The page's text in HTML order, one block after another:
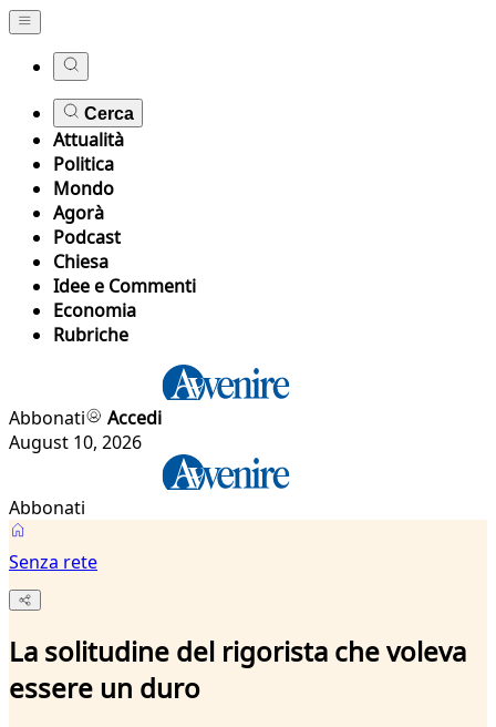
Cerca
Attualità
Politica
Mondo
Agorà
Podcast
Chiesa
Idee e Commenti
Economia
Rubriche
Abbonati
Accedi
August 10, 2026
Abbonati
Senza rete
La solitudine del rigorista che voleva
essere un duro